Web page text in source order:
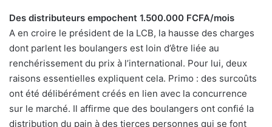
Des distributeurs empochent 1.500.000 FCFA/mois
A en croire le président de la LCB, la hausse des charges
dont parlent les boulangers est loin d’être liée au
renchérissement du prix à l’international. Pour lui, deux
raisons essentielles expliquent cela. Primo : des surcoûts
ont été délibérément créés en lien avec la concurrence
sur le marché. Il affirme que des boulangers ont confié la
distribution du pain à des tierces personnes qui se font